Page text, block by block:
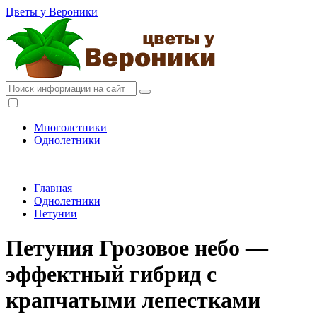
Цветы у Вероники
Многолетники
Однолетники
Главная
Однолетники
Петунии
Петуния Грозовое небо —
эффектный гибрид с
крапчатыми лепестками